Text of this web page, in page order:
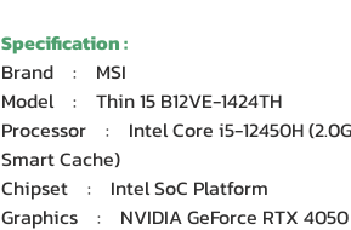
Specification :
Brand : MSI
Model : Thin 15 B12VE-1424TH
Processor : Intel Core i5-12450H
Smart Cache)
Chipset : Intel SoC Platform
Graphics : NVIDIA GeForce RTX 4050